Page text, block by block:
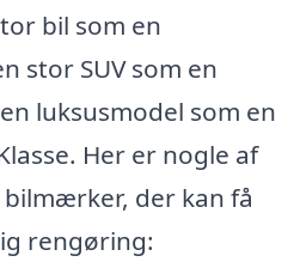
bil som en
stor SUV som en
luksusmodel som en
Her er nogle af
der kan få
rengøring: